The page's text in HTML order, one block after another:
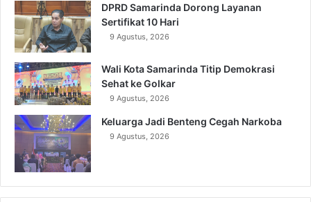
DPRD Samarinda Dorong Layanan
Sertifikat 10 Hari
9 Agustus, 2026
Wali Kota Samarinda Titip Demokrasi
Sehat ke Golkar
9 Agustus, 2026
Keluarga Jadi Benteng Cegah Narkoba
9 Agustus, 2026